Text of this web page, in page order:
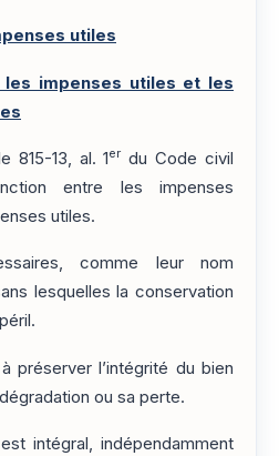
utiles
les impenses utiles et les
815-13, al. 1er du Code civil
entre les impenses
utiles.
comme leur nom
lesquelles la conservation
préserver l’intégrité du bien
ou sa perte.
intégral, indépendamment